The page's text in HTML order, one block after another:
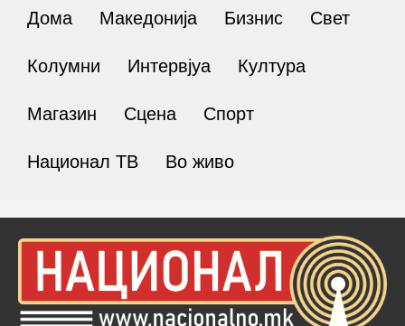
Дома Македонија Бизнис Свет
Колумни Интервјуа Култура
Магазин Сцена Спорт
Национал ТВ Во живо